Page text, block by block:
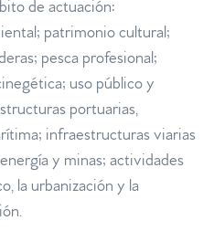
de actuación:
patrimonio cultural;
pesca profesional;
uso público y
portuarias,
infraestructuras viarias
y minas; actividades
la urbanización y la